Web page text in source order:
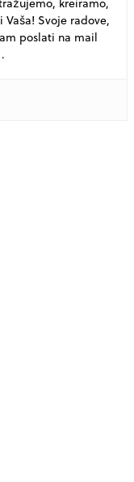
Svoje radove,
poslati na mail
.